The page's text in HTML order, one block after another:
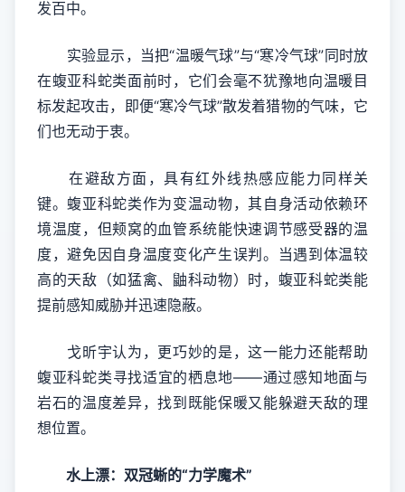
发百中。
实验显示，当把“温暖气球”与“寒冷气球”同时放
在蝮亚科蛇类面前时，它们会毫不犹豫地向温暖目
标发起攻击，即便“寒冷气球”散发着猎物的气味，它
们也无动于衷。
在避敌方面，具有红外线热感应能力同样关
键。蝮亚科蛇类作为变温动物，其自身活动依赖环
境温度，但颊窝的血管系统能快速调节感受器的温
度，避免因自身温度变化产生误判。当遇到体温较
高的天敌（如猛禽、鼬科动物）时，蝮亚科蛇类能
提前感知威胁并迅速隐蔽。
戈昕宇认为，更巧妙的是，这一能力还能帮助
蝮亚科蛇类寻找适宜的栖息地——通过感知地面与
岩石的温度差异，找到既能保暖又能躲避天敌的理
想位置。
水上漂：双冠蜥的“力学魔术”